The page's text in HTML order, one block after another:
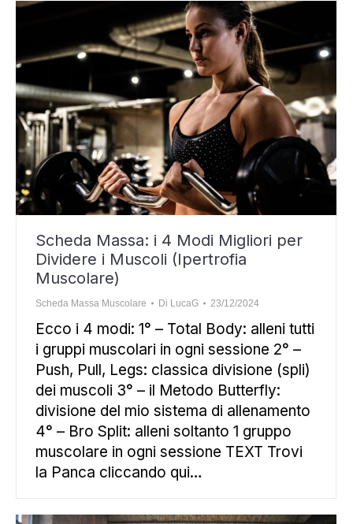
Scheda Massa: i 4 Modi Migliori per
Dividere i Muscoli (Ipertrofia
Muscolare)
Scheda Massa Muscolare Di LucaG 23/12/2024
Ecco i 4 modi: 1° – Total Body: alleni tutti
i gruppi muscolari in ogni sessione 2° –
Push, Pull, Legs: classica divisione (spli)
dei muscoli 3° – il Metodo Butterfly:
divisione del mio sistema di allenamento
4° – Bro Split: alleni soltanto 1 gruppo
muscolare in ogni sessione TEXT Trovi
la Panca cliccando qui…